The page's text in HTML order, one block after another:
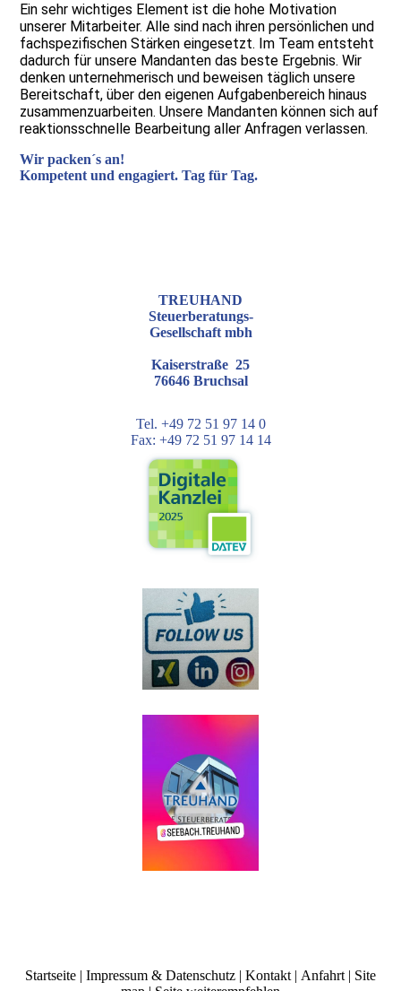
Ein sehr wichtiges Element ist die hohe Motivation
unserer Mitarbeiter. Alle sind nach ihren persönlichen und
fachspezifischen Stärken eingesetzt. Im Team entsteht
dadurch für unsere Mandanten das beste Ergebnis. Wir
denken unternehmerisch und beweisen täglich unsere
Bereitschaft, über den eigenen Aufgabenbereich hinaus
zusammenzuarbeiten. Unsere Mandanten können sich auf
reaktionsschnelle Bearbeitung aller Anfragen verlassen.
Wir packen´s an!
Kompetent und engagiert. Tag für Tag.
TREUHAND
Steuerberatungs-
Gesellschaft mbh
Kaiserstraße 25
76646 Bruchsal
Tel. +49 72 51 97 14 0
Fax: +49 72 51 97 14 14
Startseite | Impressum & Datenschutz | Kontakt | Anfahrt | Site